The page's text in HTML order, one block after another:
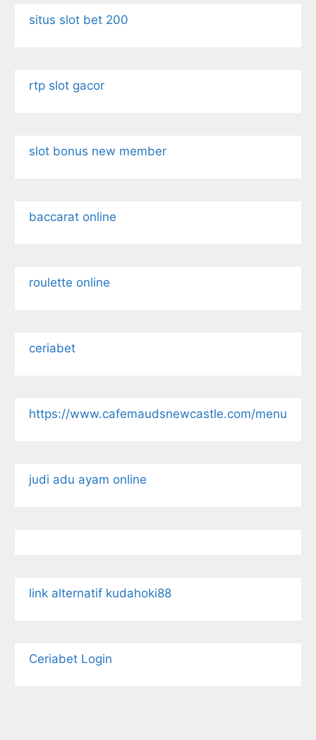
situs slot bet 200
rtp slot gacor
slot bonus new member
baccarat online
roulette online
ceriabet
https://www.cafemaudsnewcastle.com/menu
judi adu ayam online
link alternatif kudahoki88
Ceriabet Login